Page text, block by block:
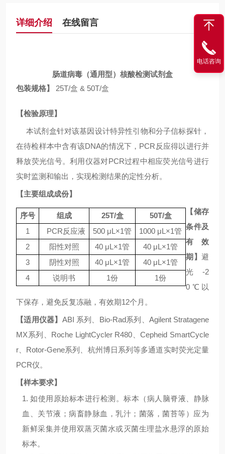
详细介绍 在线留言
肠道病毒（通用型）核酸检测试剂盒
包装规格】
25T/盒 & 50T/盒
【检验原理】
本试剂盒针对该基因设计特异性引物和分子信标探针，
在待检样本中含有该DNA的情况下， PCR 反应得以进行并
释放荧光信号。利用仪器对PCR过程中相应荧光信号进行
实时监测和输出，实现检测结果的定性分析。
【主要组成成份】
序号 组成 25T/盒 50T/盒
1
PCR反应液 500 μL×1管 1000 μL×1管
2
阳性对照 40 μL×1管 40 μL×1管
3
阴性对照 40 μL×1管 40 μL×1管
4
说明书 1份 1份
【储存
条件及
有效
期】 避
光 -2
0℃ 以
下保存，避免反复冻融，有效期12个月。
【适用仪器】 ABI 系列、 Bio-Rad系列、 Agilent Stratagene
MX系列、 Roche LightCycler R480 、Cepheid SmartCycle
r
Rotor-Gene系列、杭州博日系列等多通道实时荧光定量
PCR仪。
【样本要求】
1.如使用原始标本进行检测。标本（病人脑脊液、静脉
血、关节液；病畜静脉血，乳汁；菌落，菌苔等）应为
新鲜采集并使用双蒸灭菌水或灭菌生理盐水悬浮的原始
标本。
电话咨询